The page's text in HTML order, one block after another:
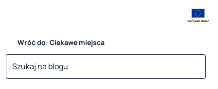
Wróć do: Ciekawe miejsca